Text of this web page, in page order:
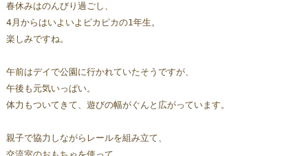
春休みはのんびり過ごし、
4月からはいよいよピカピカの1年生。
楽しみですね。
午前はデイで公園に行かれていたそうですが、
午後も元気いっぱい。
体力もついてきて、遊びの幅がぐんと広がっています。
親子で協力しながらレールを組み立て、